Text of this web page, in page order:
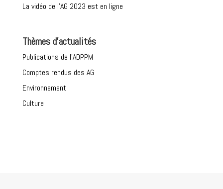
La vidéo de l’AG 2023 est en ligne
Thèmes d’actualités
Publications de l’ADPPM
Comptes rendus des AG
Environnement
Culture